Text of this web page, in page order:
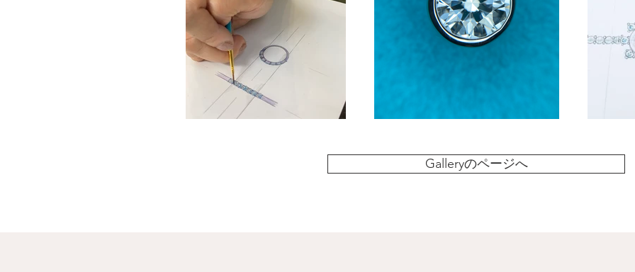
Galleryのページへ